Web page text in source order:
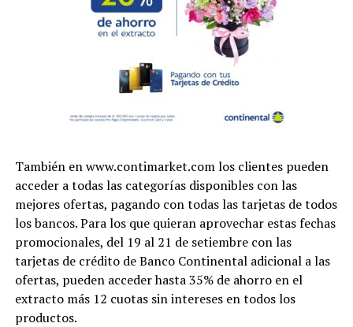
También en www.contimarket.com los clientes pueden
acceder a todas las categorías disponibles con las
mejores ofertas, pagando con todas las tarjetas de todos
los bancos. Para los que quieran aprovechar estas fechas
promocionales, del 19 al 21 de setiembre con las
tarjetas de crédito de Banco Continental adicional a las
ofertas, pueden acceder hasta 35% de ahorro en el
extracto más 12 cuotas sin intereses en todos los
productos.